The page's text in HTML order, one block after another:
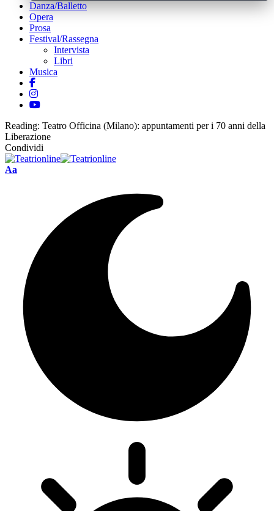
Danza/Balletto
Opera
Prosa
Festival/Rassegna
Intervista
Libri
Musica
Reading: Teatro Officina (Milano): appuntamenti per i 70 anni della
Liberazione
Condividi
Font
Aa